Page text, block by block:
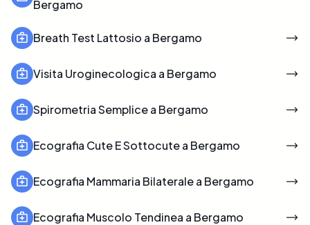
Bergamo
Breath Test Lattosio a Bergamo
Visita Uroginecologica a Bergamo
Spirometria Semplice a Bergamo
Ecografia Cute E Sottocute a Bergamo
Ecografia Mammaria Bilaterale a Bergamo
Ecografia Muscolo Tendinea a Bergamo